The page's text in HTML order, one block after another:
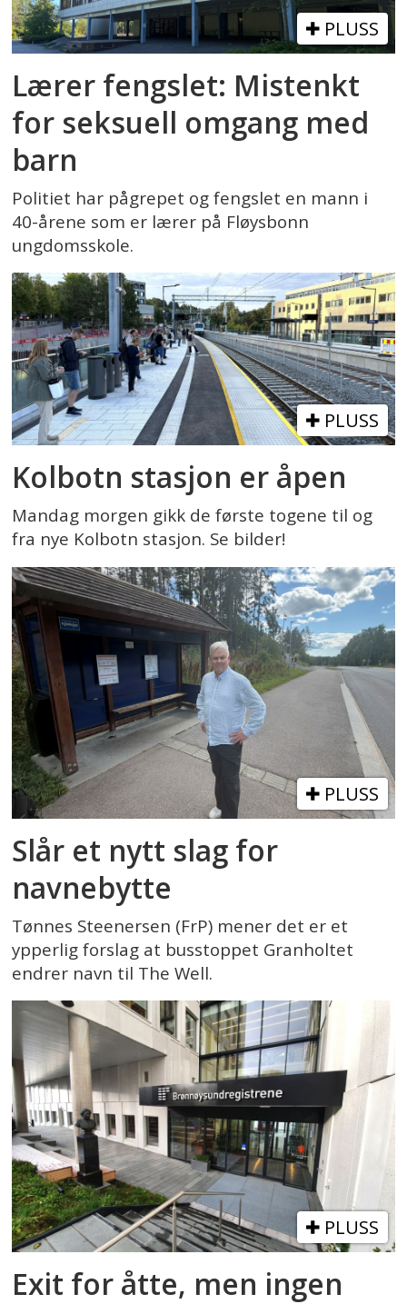
PLUSS
Lærer fengslet: Mistenkt
for seksuell omgang med
barn
Politiet har pågrepet og fengslet en mann i
40-årene som er lærer på Fløysbonn
ungdomsskole.
PLUSS
Kolbotn stasjon er åpen
Mandag morgen gikk de første togene til og
fra nye Kolbotn stasjon. Se bilder!
PLUSS
Slår et nytt slag for
navnebytte
Tønnes Steenersen (FrP) mener det er et
ypperlig forslag at busstoppet Granholtet
endrer navn til The Well.
PLUSS
Exit for åtte, men ingen